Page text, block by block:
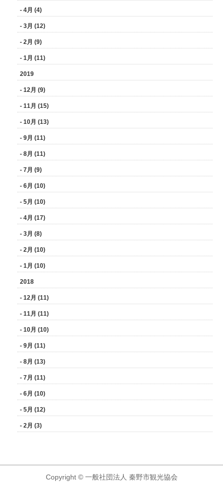
- 4月 (4)
- 3月 (12)
- 2月 (9)
- 1月 (11)
2019
- 12月 (9)
- 11月 (15)
- 10月 (13)
- 9月 (11)
- 8月 (11)
- 7月 (9)
- 6月 (10)
- 5月 (10)
- 4月 (17)
- 3月 (8)
- 2月 (10)
- 1月 (10)
2018
- 12月 (11)
- 11月 (11)
- 10月 (10)
- 9月 (11)
- 8月 (13)
- 7月 (11)
- 6月 (10)
- 5月 (12)
- 2月 (3)
Copyright © 一般社団法人 秦野市観光協会